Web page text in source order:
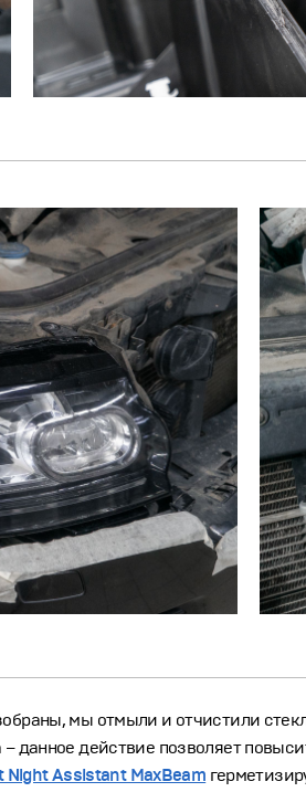
мы отмыли и отчистили
данное действие позволяет
Assistant MaxBeam